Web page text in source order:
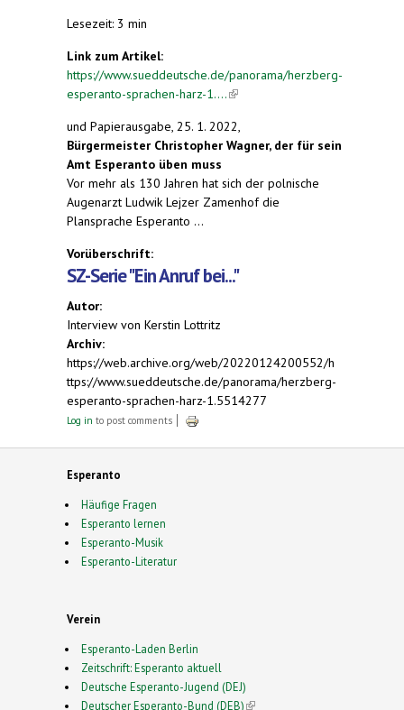
Lesezeit: 3 min
Link zum Artikel:
https://www.sueddeutsche.de/panorama/herzberg-
esperanto-sprachen-harz-1....(link is external)
und Papierausgabe, 25. 1. 2022,
Bürgermeister Christopher Wagner, der für sein
Amt Esperanto üben muss
Vor mehr als 130 Jahren hat sich der polnische
Augenarzt Ludwik Lejzer Zamenhof die
Plansprache Esperanto ...
Vorüberschrift:
SZ-Serie "Ein Anruf bei..."
Autor:
Interview von Kerstin Lottritz
Archiv:
https://web.archive.org/web/20220124200552/h
ttps://www.sueddeutsche.de/panorama/herzberg-
esperanto-sprachen-harz-1.5514277
Log in to post comments
Esperanto
Häufige Fragen
Esperanto lernen
Esperanto-Musik
Esperanto-Literatur
Verein
Esperanto-Laden Berlin
Zeitschrift: Esperanto aktuell
Deutsche Esperanto-Jugend (DEJ)
Deutscher Esperanto-Bund (DEB)(link is external)